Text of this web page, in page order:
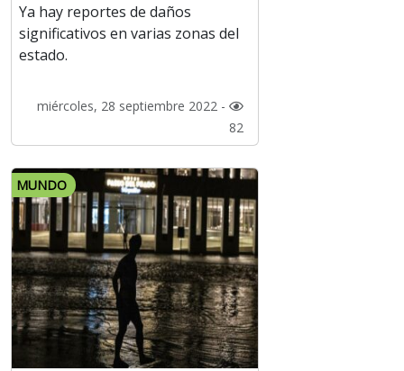
Ya hay reportes de daños
significativos en varias zonas del
estado.
miércoles, 28 septiembre 2022 -
82
MUNDO